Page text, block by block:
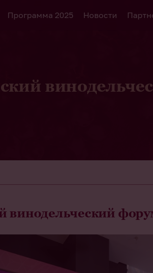
Программа 2025 Новости
винодельческий